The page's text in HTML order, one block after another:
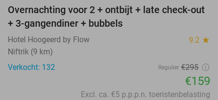
46%
Overnachting voor 2 + ontbijt + late check-out
+ 3-gangendiner + bubbels
Hotel Hoogeerd by Flow 9.2 star
Niftrik (9 km)
Verkocht: 132
Regulier €295
€159
Excl. ca. €5 p.p.p.n. toeristenbelasting